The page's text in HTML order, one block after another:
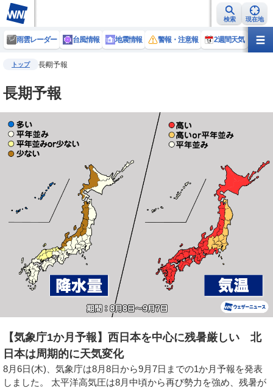
検索 現在地
雨雲レーダー 台風情報 地震情報 警報・注意報 2週間天気 ラ
トップ 長期予報
長期予報
【気象庁1か月予報】西日本を中心に残暑厳しい 北
日本は周期的に天気変化
8月6日(木)、気象庁は8月8日から9月7日までの1か月予報を発表
しました。 太平洋高気圧は8月中頃から再び勢力を強め、残暑が